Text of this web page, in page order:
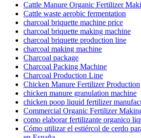
Cattle Manure Organic Fertilizer
Cattle waste aerobic fermentation
charcoal briquette machine price
charcoal briquette making machine
charcoal briquette production line
charcoal making machine
Charcoal package
Charcoal Packing Machine
Charcoal Production Line
Chicken Manure Fertilizer Production
chicken manure granulation machine
chicken poop liquid fertilizer
Commercial Organic Fertilizer
como elaborar fertilizante organico
Cómo utilizar el estiércol de cerdo